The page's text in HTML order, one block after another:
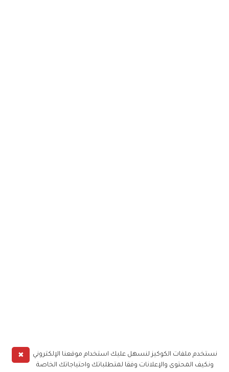
✖
نستخدم ملفات الكوكيز لنسهل عليك استخدام موقعنا الإلكتروني
ونكيف المحتوى والإعلانات وفقا لمتطلباتك واحتياجاتك الخاصة